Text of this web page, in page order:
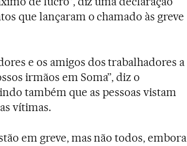
que lançaram o chamado às greve
e os amigos dos trabalhadores a
irmãos em Soma”, diz o
também que as pessoas vistam
vítimas.
em greve, mas não todos, embora